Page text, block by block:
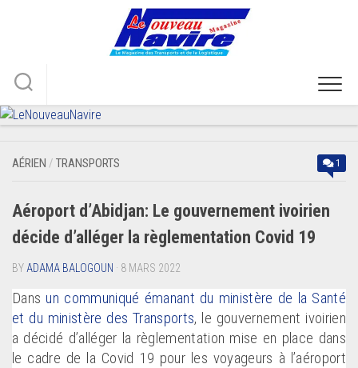
AÉRIEN / TRANSPORTS 1
Aéroport d’Abidjan: Le gouvernement ivoirien
décide d’alléger la règlementation Covid 19
BY ADAMA BALOGOUN · 8 MARS 2022
Dans un communiqué émanant du ministère de la Santé
et du ministère des Transports, le gouvernement ivoirien
a décidé d’alléger la règlementation mise en place dans
le cadre de la Covid 19 pour les voyageurs à l’aéroport